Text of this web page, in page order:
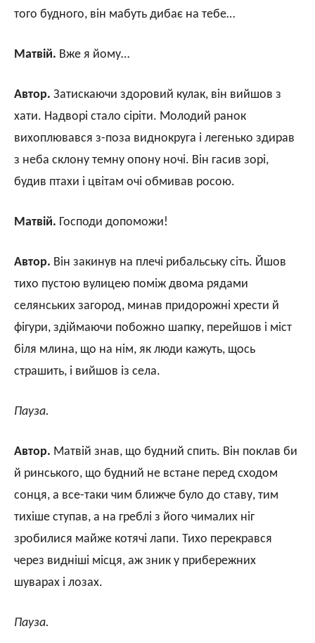
того будного, він мабуть дибає на тебе…
Матвій. Вже я йому…
Автор. Затискаючи здоровий кулак, він вийшов з
хати. Надворі стало сіріти. Молодий ранок
вихоплювався з-поза виднокруга і легенько здирав
з неба склону темну опону ночі. Він гасив зорі,
будив птахи і цвітам очі обмивав росою.
Матвій. Господи допоможи!
Автор. Він закинув на плечі рибальську сіть. Йшов
тихо пустою вулицею поміж двома рядами
селянських загород, минав придорожні хрести й
фігури, здіймаючи побожно шапку, перейшов і міст
біля млина, що на нім, як люди кажуть, щось
страшить, і вийшов із села.
Пауза.
Автор. Матвій знав, що будний спить. Він поклав би
й ринського, що будний не встане перед сходом
сонця, а все-таки чим ближче було до ставу, тим
тихіше ступав, а на греблі з його чималих ніг
зробилися майже котячі лапи. Тихо перекрався
через видніші місця, аж зник у прибережних
шуварах і лозах.
Пауза.